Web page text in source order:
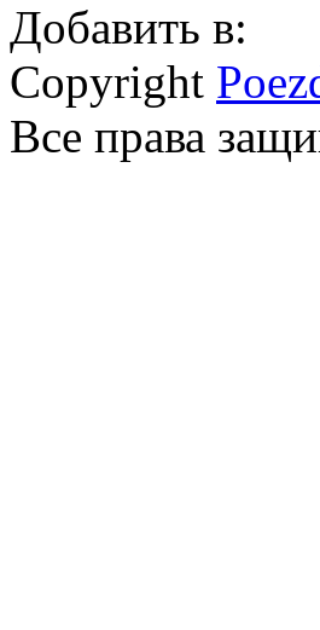
Добавить в:
Copyright
Все права